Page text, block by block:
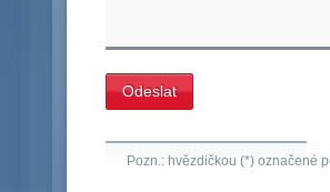
Pozn.: hvězdičkou (*) označené